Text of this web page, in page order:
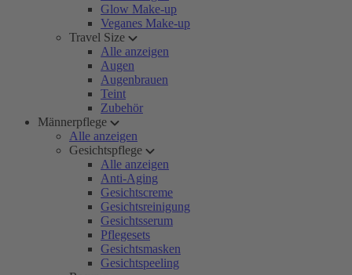
Glow Make-up
Veganes Make-up
Travel Size
Alle anzeigen
Augen
Augenbrauen
Teint
Zubehör
Männerpflege
Alle anzeigen
Gesichtspflege
Alle anzeigen
Anti-Aging
Gesichtscreme
Gesichtsreinigung
Gesichtsserum
Pflegesets
Gesichtsmasken
Gesichtspeeling